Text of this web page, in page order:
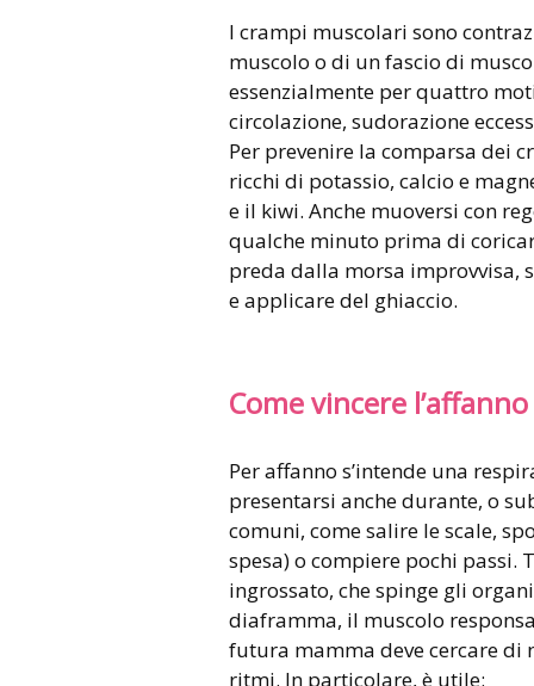
I crampi muscolari sono
muscolo o di un fascio di
essenzialmente per quattro
circolazione, sudorazione
Per prevenire la comparsa dei
ricchi di potassio, calcio e
e il kiwi. Anche muoversi con
qualche minuto prima di
preda dalla morsa improvvisa,
e applicare del ghiaccio.
Come vincere l’affanno
Per affanno s’intende una
presentarsi anche durante, o
comuni, come salire le scale,
spesa) o compiere pochi passi.
ingrossato, che spinge gli
diaframma, il muscolo
futura mamma deve cercare di
ritmi. In particolare, è utile: